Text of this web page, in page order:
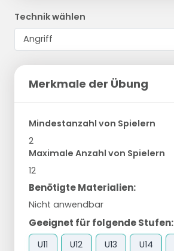
Technik wählen
Merkmale der Übung
Mindestanzahl von Spielern
2
Maximale Anzahl von Spielern
12
Benötigte Materialien:
Nicht anwendbar
Geeignet für folgende Stufen:
U11 U12 U13 U14